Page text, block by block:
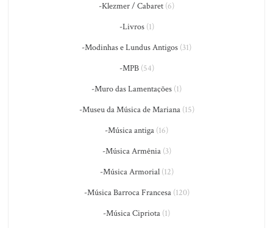
-Klezmer / Cabaret (6)
-Livros(1)
-Modinhas e Lundus Antigos (31)
-MPB(54)
-Muro das Lamentações (1)
-Museu da Música de Mariana(15)
-Música antiga (16)
-Música Armênia(3)
-Música Armorial(12)
-Música Barroca Francesa(120)
-Música Cipriota (1)